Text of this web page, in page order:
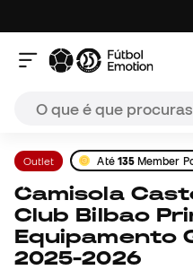
Outlet Até 135 Member
Camisola Castore Athletic
Club Bilbao
Equipamento
2025-2026